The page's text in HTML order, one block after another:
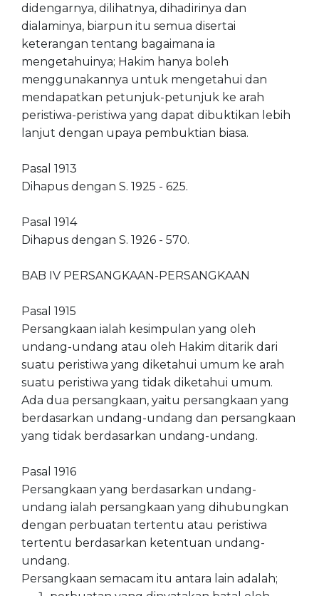
didengarnya, dilihatnya, dihadirinya dan
dialaminya, biarpun itu semua disertai
keterangan tentang bagaimana ia
mengetahuinya; Hakim hanya boleh
menggunakannya untuk mengetahui dan
mendapatkan petunjuk-petunjuk ke arah
peristiwa-peristiwa yang dapat dibuktikan lebih
lanjut dengan upaya pembuktian biasa.
Pasal 1913
Dihapus dengan S. 1925 - 625.
Pasal 1914
Dihapus dengan S. 1926 - 570.
BAB IV PERSANGKAAN-PERSANGKAAN
Pasal 1915
Persangkaan ialah kesimpulan yang oleh
undang-undang atau oleh Hakim ditarik dari
suatu peristiwa yang diketahui umum ke arah
suatu peristiwa yang tidak diketahui umum.
Ada dua persangkaan, yaitu persangkaan yang
berdasarkan undang-undang dan persangkaan
yang tidak berdasarkan undang-undang.
Pasal 1916
Persangkaan yang berdasarkan undang-
undang ialah persangkaan yang dihubungkan
dengan perbuatan tertentu atau peristiwa
tertentu berdasarkan ketentuan undang-
undang.
Persangkaan semacam itu antara lain adalah;